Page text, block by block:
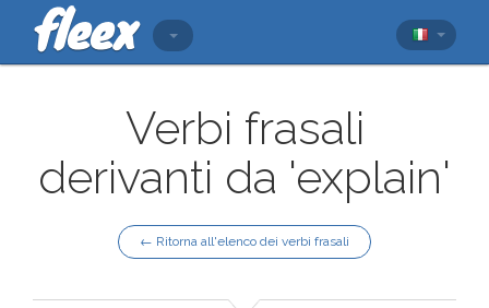
Verbi frasali
derivanti da 'explain'
← Ritorna all'elenco dei verbi frasali